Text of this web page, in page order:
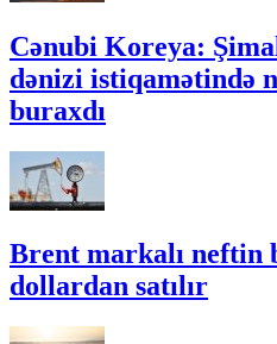
Cənubi Koreya:
dənizi istiqamətində
buraxdı
Brent markalı neftin
dollardan satılır